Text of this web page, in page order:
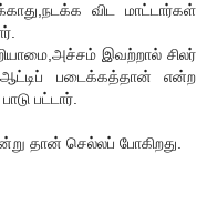
விட மாட்டார்கள்
இவற்றால் சிலர்
ஆட்டிப் படைக்கத்தான் என்ற
பட்டார்.
தான் செல்லப் போகிறது.